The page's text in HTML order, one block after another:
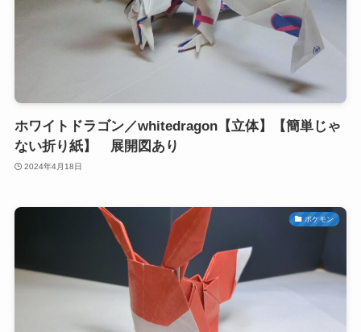
ホワイトドラゴン／whitedragon【立体】【簡単じゃ
ない折り紙】 展開図あり
2024年4月18日
ポケモン